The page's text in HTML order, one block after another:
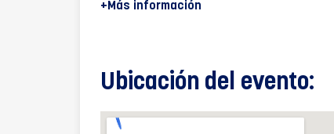
+Más información
Ubicación del evento: